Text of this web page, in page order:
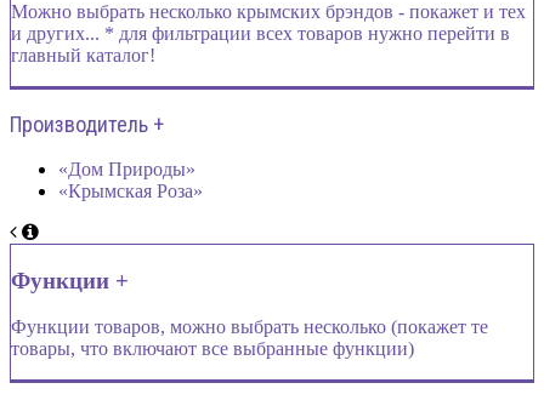
Можно выбрать несколько крымских брэндов - покажет и тех
и других... * для фильтрации всех товаров нужно перейти в
главный каталог!
Производитель +
«Дом Природы»
«Крымская Роза»
Функции +
Функции товаров, можно выбрать несколько (покажет те
товары, что включают все выбранные функции)